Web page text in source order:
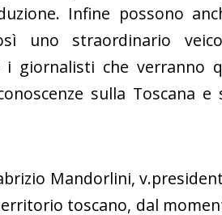
Infine possono
uno straordinario
i giornalisti che verranno
sulla Toscana e
Mandorlini,
toscano, dal